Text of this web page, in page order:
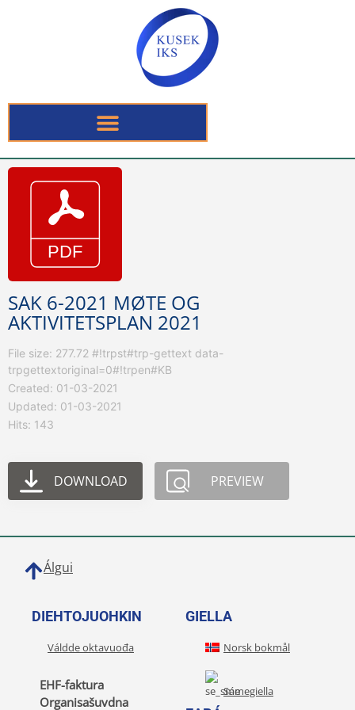
SAK 6-2021 MØTE OG
AKTIVITETSPLAN 2021
File size: 277.72 #!trpst#trp-gettext data-
trpgettextoriginal=0#!trpen#KB
Created: 01-03-2021
Updated: 01-03-2021
Hits: 143
DOWNLOAD PREVIEW
Álgui
DIEHTOJUOHKIN
Váldde oktavuođa
EHF-faktura
Organisašuvdna
GIELLA
Norsk bokmål
Sámegiella